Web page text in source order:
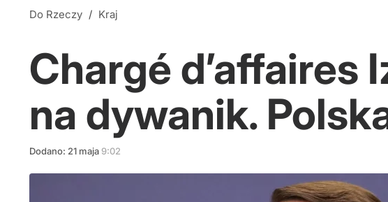
Do Rzeczy / Kraj
Chargé d’affaires
na dywanik.
Dodano: 21 maja 9:02